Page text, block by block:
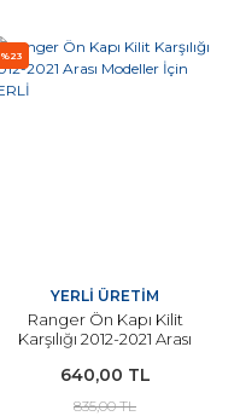
%23
YERLİ ÜRETİM
Ranger Ön Kapı Kilit
Karşılığı 2012-2021 Arası
640,00 TL
835,00 TL